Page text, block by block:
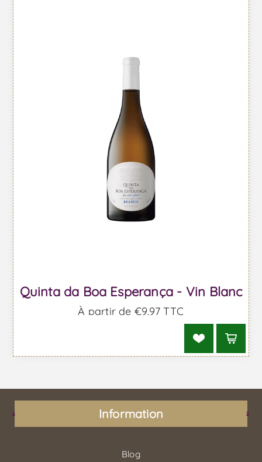
Quinta da Boa Esperança - Vin Blanc
À partir de €9,97 TTC
Information
Blog